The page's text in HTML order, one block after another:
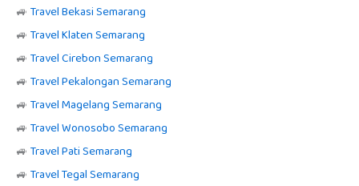
🚙 Travel Bekasi Semarang
🚙 Travel Klaten Semarang
🚙 Travel Cirebon Semarang
🚙 Travel Pekalongan Semarang
🚙 Travel Magelang Semarang
🚙 Travel Wonosobo Semarang
🚙 Travel Pati Semarang
🚙 Travel Tegal Semarang